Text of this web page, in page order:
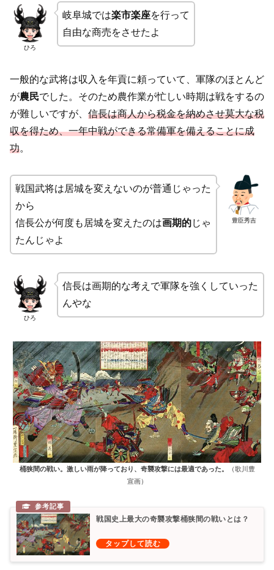
ひろ
岐阜城では楽市楽座を行って
自由な商売をさせたよ
一般的な武将は収入を年貢に頼っていて、軍隊のほとんど
が農民でした。そのため農作業が忙しい時期は戦をするの
が難しいですが、 信長は商人から税金を納めさせ莫大な税
収を得ため、一年中戦ができる常備軍を備えることに成
功。
豊臣秀吉
戦国武将は居城を変えないのが普通じゃった
から
信長公が何度も居城を変えたのは画期的じゃ
たんじゃよ
ひろ
信長は画期的な考えで軍隊を強くしていった
んやな
桶狭間の戦い。激しい雨が降っており、奇襲攻撃には最適であった。
（歌川豊
宣画）
戦国史上最大の奇襲攻撃桶狭間の戦いとは？